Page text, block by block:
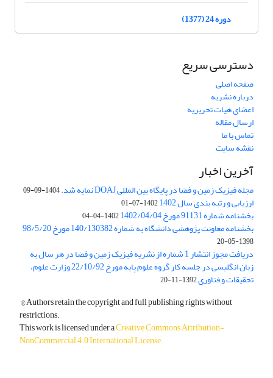
دوره 24 (1377)
دسترسی سریع
صفحه اصلی
درباره نشریه
اعضای هیات تحریریه
ارسال مقاله
تماس با ما
نقشه سایت
آخرین اخبار
مجله فیزیک زمین و فضا در پایگاه بین المللی DOAJ نمایه شد. 1404-09-09
ارزیابی و رتبه بندی سال 1402 1402-07-01
بخشنامه شماره 91131 مورخ 1402/04/04 1402-04-04
بخشنامه معاونت پژوهشی دانشگاه به شماره 140/130382 مورخ 98/5/20
1398-05-20
دریافت مجوز انتشار 1 شماره از نشریه فیزیک زمین و فضا در هر سال به
زبان انگلیسی در جلسه کار گروه علوم پایه مورخ 22/10/92 وزارت علوم،
تحقیقات و فناوری1392-11-20
© Authors retain the copyright and full publishing rights without
restrictions.
This work is licensed under aCreative Commons Attribution-
NonCommercial 4.0 International License.